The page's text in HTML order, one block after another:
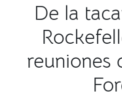
De la
reuniones